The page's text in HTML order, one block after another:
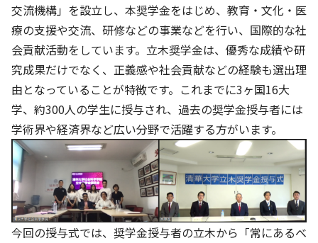
基本方針
安全と安心への取り組み
安全・安心にお通いいただくために
活動報告
お客様相談センター
メッセージアーカイブス
交流機構」を設立し、本奨学金をはじめ、教育・文化・医
療の支援や交流、研修などの事業などを行い、国際的な社
会貢献活動をしています。立木奨学金は、優秀な成績や研
究成果だけでなく、正義感や社会貢献などの経験も選出理
由となっていることが特徴です。これまでに3ヶ国16大
学、約300人の学生に授与され、過去の奨学金授与者には
学術界や経済界など広い分野で活躍する方がいます。
今回の授与式では、奨学金授与者の立木から「常にあるべ